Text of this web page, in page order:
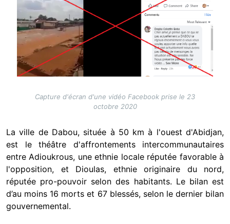
Capture d'écran d'une vidéo Facebook prise le 23
octobre 2020
La ville de Dabou, située à 50 km à l'ouest d'Abidjan,
est le théâtre d'affrontements intercommunautaires
entre Adioukrous, une ethnie locale réputée favorable à
l'opposition, et Dioulas, ethnie originaire du nord,
réputée pro-pouvoir selon des habitants. Le bilan est
d’au moins 16 morts et 67 blessés, selon le dernier bilan
gouvernemental.